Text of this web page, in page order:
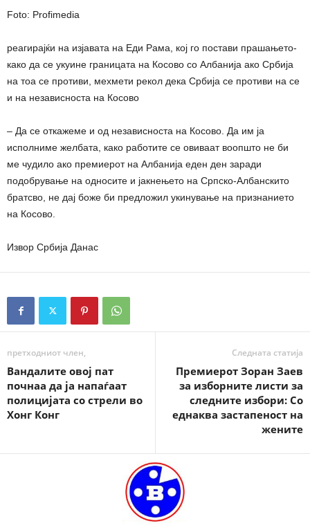
Foto: Profimedia
реагирајќи на изјавата на Еди Рама, кој го постави прашањето-
како да се укуине границата на Косово со Албанија ако Србија
на тоа се противи, мехмети рекол дека Србија се противи на се
и на независноста на Косово
– Да се откажеме и од независноста на Косово. Да им ја
исполниме желбата, како работите се овиваат воопшто не би
ме чудило ако премиерот на Албанија еден ден заради
подобрување на односите и јакнењето на Српско-Албанскито
братсво, не дај боже би предложил укинување на признанието
на Косово.
Извор Србија Данас
претходниот член,
Вандалите овој пат
почнаа да ја напаѓаат
полицијата со стрели во
Хонг Конг
Следната статија
Премиерот Зоран Заев
за изборните листи за
следните избори: Со
еднаква застапеност на
жените